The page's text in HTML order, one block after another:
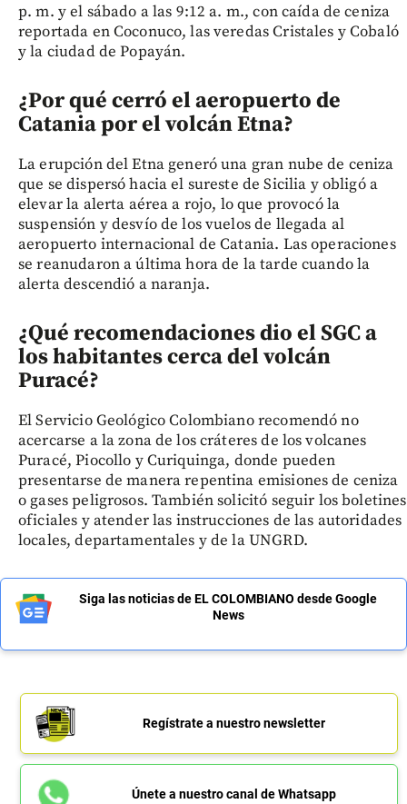
p. m. y el sábado a las 9:12 a. m., con caída de ceniza
reportada en Coconuco, las veredas Cristales y Cobaló
y la ciudad de Popayán.
¿Por qué cerró el aeropuerto de
Catania por el volcán Etna?
La erupción del Etna generó una gran nube de ceniza
que se dispersó hacia el sureste de Sicilia y obligó a
elevar la alerta aérea a rojo, lo que provocó la
suspensión y desvío de los vuelos de llegada al
aeropuerto internacional de Catania. Las operaciones
se reanudaron a última hora de la tarde cuando la
alerta descendió a naranja.
¿Qué recomendaciones dio el SGC a
los habitantes cerca del volcán
Puracé?
El Servicio Geológico Colombiano recomendó no
acercarse a la zona de los cráteres de los volcanes
Puracé, Piocollo y Curiquinga, donde pueden
presentarse de manera repentina emisiones de ceniza
o gases peligrosos. También solicitó seguir los boletines
oficiales y atender las instrucciones de las autoridades
locales, departamentales y de la UNGRD.
Siga las noticias de EL COLOMBIANO desde Google
News
Regístrate a nuestro newsletter
Únete a nuestro canal de Whatsapp